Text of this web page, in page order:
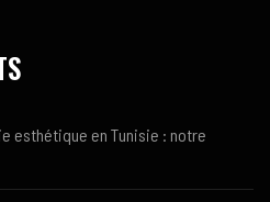
esthétique en Tunisie : notre